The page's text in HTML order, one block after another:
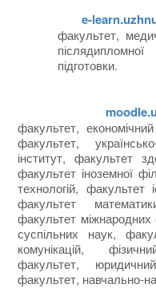
e-
факультет,
підготовки.
факультет,
факультет,
інститут, факультет
факультет іноземної
технологій, факультет
факультет
факультет міжнародних
суспільних наук,
комунікацій,
факультет,
факультет, навчально-